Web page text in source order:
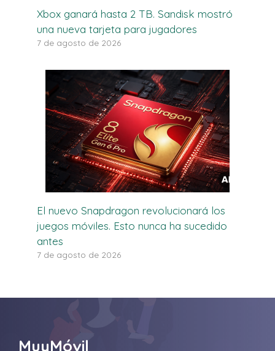
Xbox ganará hasta 2 TB. Sandisk mostró
una nueva tarjeta para jugadores
7 de agosto de 2026
El nuevo Snapdragon revolucionará los
juegos móviles. Esto nunca ha sucedido
antes
7 de agosto de 2026
MuyMóvil